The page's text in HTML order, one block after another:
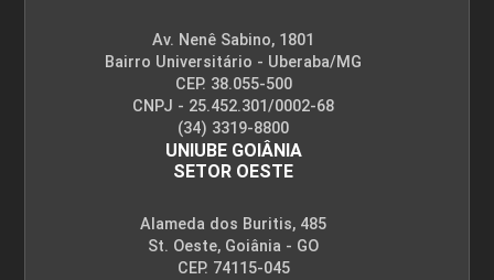
Av. Nenê Sabino, 1801
Bairro Universitário - Uberaba/MG
CEP. 38.055-500
CNPJ - 25.452.301/0002-68
(34) 3319-8800
UNIUBE GOIÂNIA
SETOR OESTE
Alameda dos Buritis, 485
St. Oeste, Goiânia - GO
CEP. 74115-045